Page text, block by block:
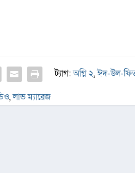
ট্যাগ:অগ্নি ২,ঈদ-উল-
,লাভ ম্যারেজ